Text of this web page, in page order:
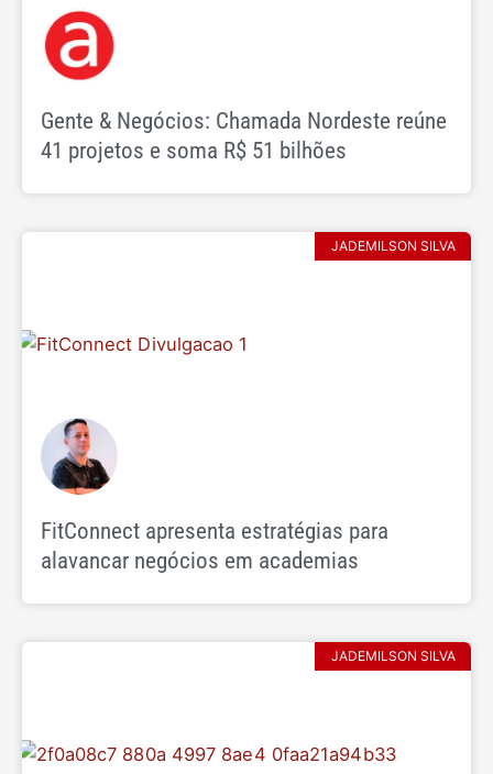
Gente & Negócios: Chamada Nordeste reúne
41 projetos e soma R$ 51 bilhões
JADEMILSON SILVA
FitConnect apresenta estratégias para
alavancar negócios em academias
JADEMILSON SILVA